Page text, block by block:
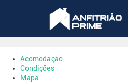
Acomodação
Condições
Mapa